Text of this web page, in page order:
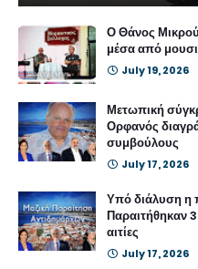
Ο Θάνος
μέσα από
July 19, 2026
Μετωπική
Ορφανός
συμβούλους
July 17, 2026
Υπό διάλυση η
Παραιτήθηκαν 3
αιτίες
July 17, 2026